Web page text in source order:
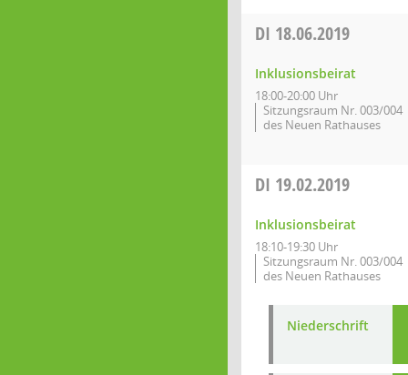
DI 18.06.2019
Inklusionsbeirat
18:00-20:00 Uhr
Sitzungsraum Nr. 003/004
des Neuen Rathauses
DI 19.02.2019
Inklusionsbeirat
18:10-19:30 Uhr
Sitzungsraum Nr. 003/004
des Neuen Rathauses
Niederschrift